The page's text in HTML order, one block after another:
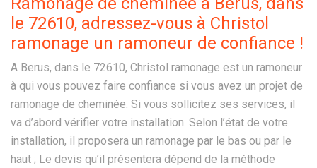
le 72610, adressez-vous à Christol
ramonage un ramoneur de confiance !
A Berus, dans le 72610, Christol ramonage est un ramoneur
à qui vous pouvez faire confiance si vous avez un projet de
ramonage de cheminée. Si vous sollicitez ses services, il
va d’abord vérifier votre installation. Selon l’état de votre
installation, il proposera un ramonage par le bas ou par le
haut ; Le devis qu’il présentera dépend de la méthode